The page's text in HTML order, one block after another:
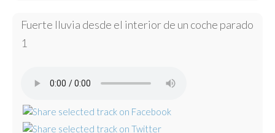
Fuerte lluvia desde el interior de un coche parado
1